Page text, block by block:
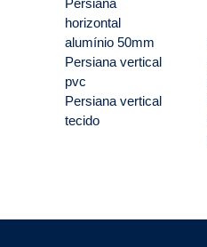
Persiana
horizontal
alumínio 50mm
Persiana vertical
pvc
Persiana vertical
tecido